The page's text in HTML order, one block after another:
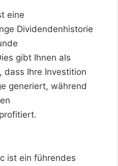
eine
Dividendenhistorie
gibt Ihnen als
dass Ihre Investition
generiert, während
ist ein führendes